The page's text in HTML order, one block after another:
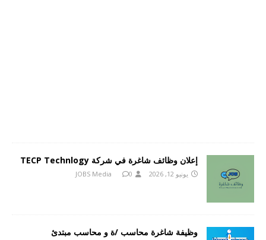
إعلان وظائف شاغرة في شركة TECP Technlogy
يونيو 12, 2026 JOBS Media 0
وظيفة شاغرة محاسب /ة و محاسب مبتدئ